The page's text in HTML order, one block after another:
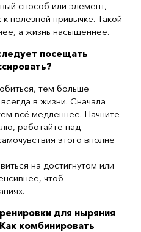
способ или элемент,
полезной привычке. Такой
а жизнь насыщеннее.
посещать
тем больше
в жизни. Сначала
всё медленнее. Начните
работайте над
этого вполне
на достигнутом или
чтоб
для ныряния
комбинировать